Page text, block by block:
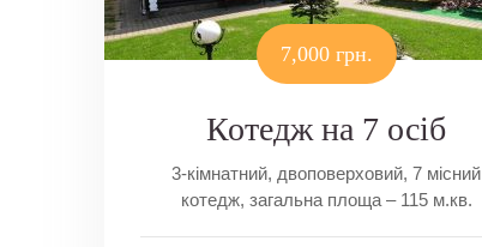
7,000 грн.
Котедж на 7 осіб
3-кімнатний, двоповерховий, 7 місний
котедж, загальна площа – 115 м.кв.